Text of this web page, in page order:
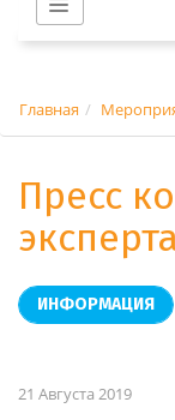
Главная
Пресс
ИНФОРМАЦИЯ
21 Августа 2019